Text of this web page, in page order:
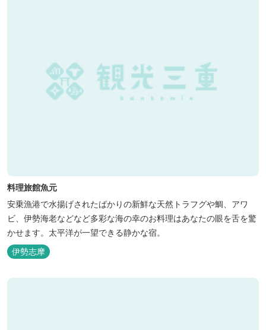
料理旅館魚元
安乗漁港で水揚げされたばかりの新鮮な天然トラフグや鯛、アワ
ビ、伊勢海老などなど多彩な海の幸のお料理はあなたの眼を舌を驚
かせます。太平洋が一望できる静かな宿。
伊勢志摩